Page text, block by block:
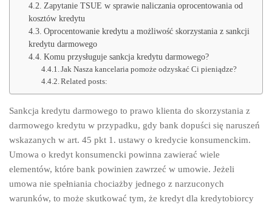
Zapytanie TSUE w sprawie naliczania oprocentowania od
kosztów kredytu
Oprocentowanie kredytu a możliwość skorzystania z sankcji
kredytu darmowego
Komu przysługuje sankcja kredytu darmowego?
Jak Nasza kancelaria pomoże odzyskać Ci pieniądze?
Related posts:
Sankcja kredytu darmowego to prawo klienta do skorzystania z
darmowego kredytu w przypadku, gdy bank dopuści się naruszeń
wskazanych w art. 45 pkt 1. ustawy o kredycie konsumenckim.
Umowa o kredyt konsumencki powinna zawierać wiele
elementów, które bank powinien zawrzeć w umowie. Jeżeli
umowa nie spełniania chociażby jednego z narzuconych
warunków, to może skutkować tym, że kredyt dla kredytobiorcy